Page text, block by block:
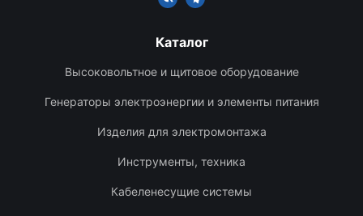
Каталог
Высоковольтное и щитовое оборудование
Генераторы электроэнергии и элементы питания
Изделия для электромонтажа
Инструменты, техника
Кабеленесущие системы